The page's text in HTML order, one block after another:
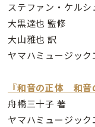
ステファン・ケルシ
大黒達也 監修
大山雅也 訳
ヤマハミュージッ
『和音の正体 和音
舟橋三十子 著
ヤマハミュージッ